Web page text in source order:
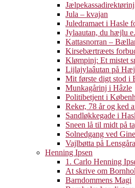
Jula – kvajan
Juledramaet i Hasle
Jylaautan, du hæjlu e.
Kattasnorran –
Kirsebærtræets
Klømpinj: Et mistet
Lijlajylaâutan på
Mit første digt stod i
Munkagårinj i Hâzle
Politibetjent i
Reker, 78 år og ked
Sandløkkegade i
Sneen lå til midt på
Solnedgang ved
Vajlbøtta på
Henning Ipsen
1. Carlo Henning
At skrive om
Barndommens Magi